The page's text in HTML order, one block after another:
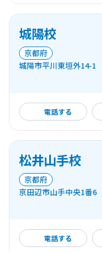
城陽校
京都府
城陽市平川東垣外14-1
電話する
詳細を見る
松井山手校
京都府
京田辺市山手中央1番6
電話する
詳細を見る